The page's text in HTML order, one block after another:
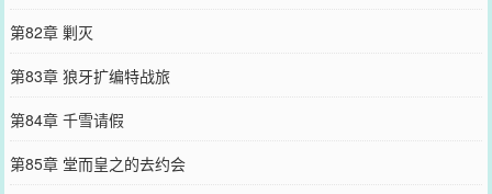
第82章 剿灭
第83章 狼牙扩编特战旅
第84章 千雪请假
第85章 堂而皇之的去约会